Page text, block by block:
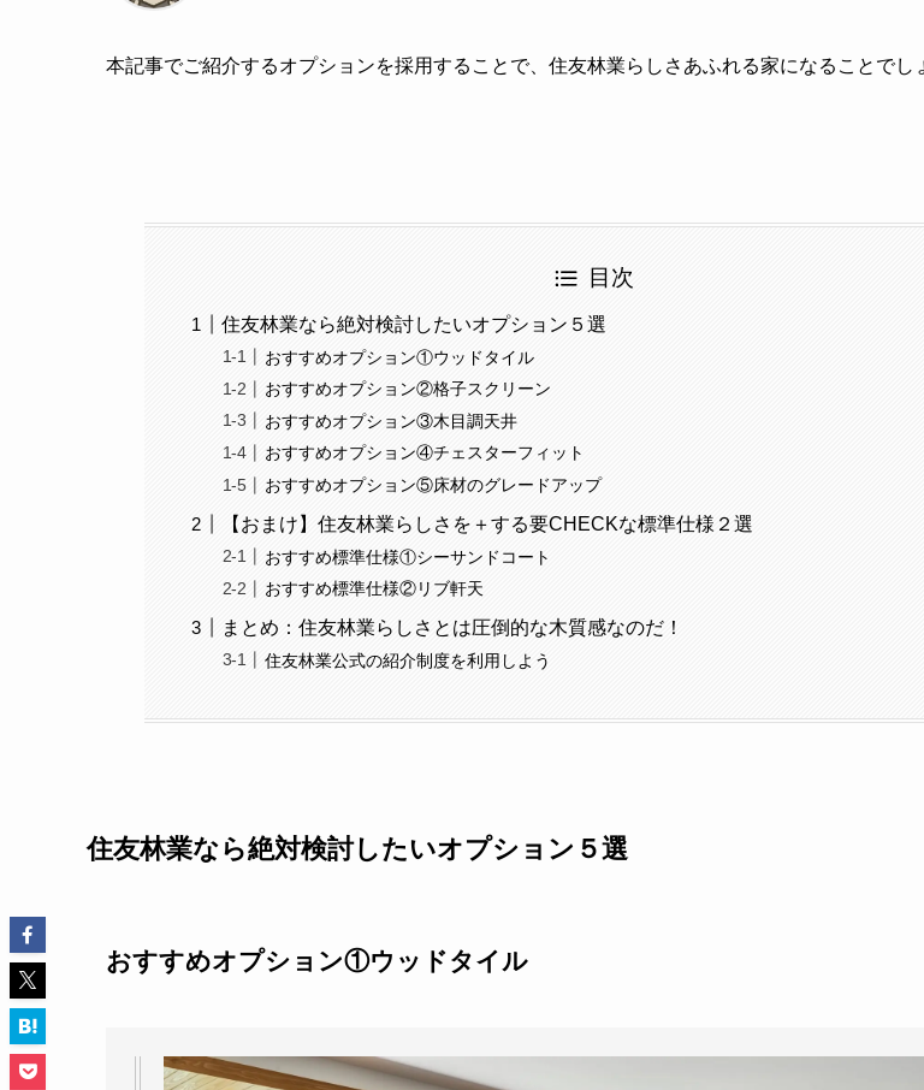
本記事でご紹介するオプションを採用することで、住友林業らしさあふれる家になることでし
目次
住友林業なら絶対検討したいオプション５選
おすすめオプション①ウッドタイル
おすすめオプション②格子スクリーン
おすすめオプション③木目調天井
おすすめオプション④チェスターフィット
おすすめオプション⑤床材のグレードアップ
【おまけ】住友林業らしさを＋する要CHECKな標準仕様２選
おすすめ標準仕様①シーサンドコート
おすすめ標準仕様②リブ軒天
まとめ：住友林業らしさとは圧倒的な木質感なのだ！
住友林業公式の紹介制度を利用しよう
住友林業なら絶対検討したいオプション５選
おすすめオプション①ウッドタイル